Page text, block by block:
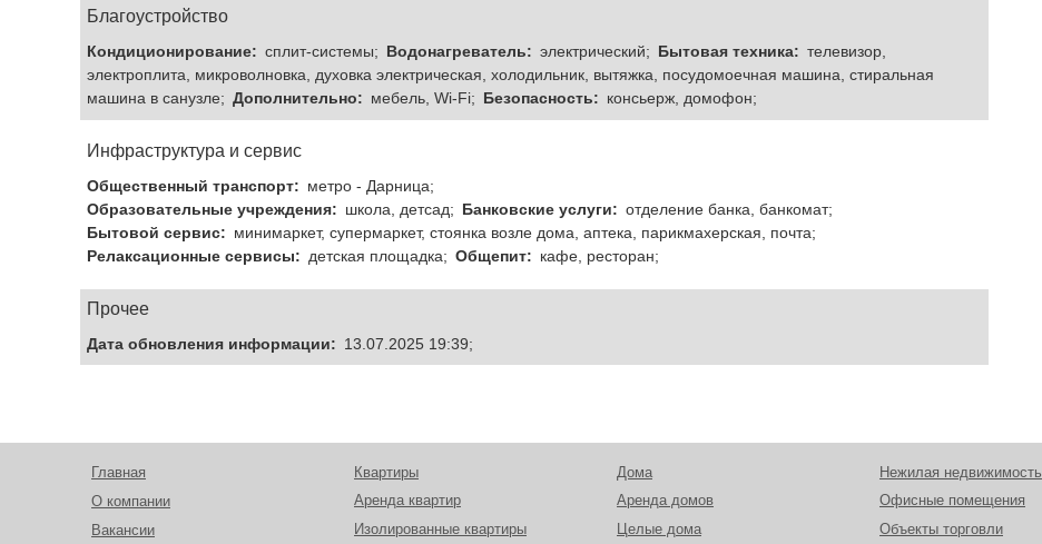
Благоустройство
Кондиционирование: сплит-системы; Водонагреватель: электрический; Бытовая техника: телевизор,
электроплита, микроволновка, духовка электрическая, холодильник, вытяжка, посудомоечная машина, стиральная
машина в санузле; Дополнительно: мебель, Wi-Fi; Безопасность: консьерж, домофон;
Инфраструктура и сервис
Общественный транспорт: метро - Дарница;
Образовательные учреждения: школа, детсад; Банковские услуги: отделение банка, банкомат;
Бытовой сервис: минимаркет, супермаркет, стоянка возле дома, аптека, парикмахерская, почта;
Релаксационные сервисы: детская площадка; Общепит: кафе, ресторан;
Прочее
Дата обновления информации: 13.07.2025 19:39;
Главная
О компании
Вакансии
Квартиры
Аренда квартир
Изолированные квартиры
Дома
Аренда домов
Целые дома
Нежилая недвижимость
Офисные помещения
Объекты торговли